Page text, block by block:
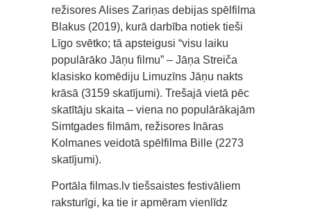
režisores Alises Zariņas debijas spēlfilma
Blakus (2019), kurā darbība notiek tieši
Līgo svētko; tā apsteigusi “visu laiku
populārāko Jāņu filmu” – Jāņa Streiča
klasisko komēdiju Limuzīns Jāņu nakts
krāsā (3159 skatījumi). Trešajā vietā pēc
skatītāju skaita – viena no populārākajām
Simtgades filmām, režisores Ināras
Kolmanes veidotā spēlfilma Bille (2273
skatījumi).
Portāla filmas.lv tiešsaistes festivāliem
raksturīgi, ka tie ir apmēram vienlīdz